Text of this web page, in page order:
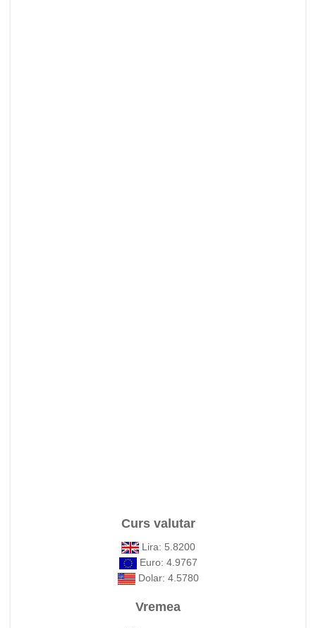
Curs valutar
Lira: 5.8200
Euro: 4.9767
Dolar: 4.5780
Vremea